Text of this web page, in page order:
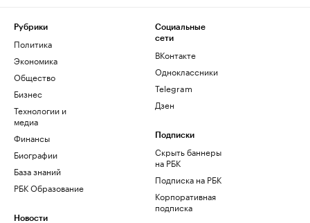
Рубрики
Политика
Экономика
Общество
Бизнес
Технологии и
медиа
Финансы
Биографии
База знаний
РБК Образование
Новости
Социальные
сети
ВКонтакте
Одноклассники
Telegram
Дзен
Подписки
Скрыть баннеры
на РБК
Подписка на РБК
Корпоративная
подписка